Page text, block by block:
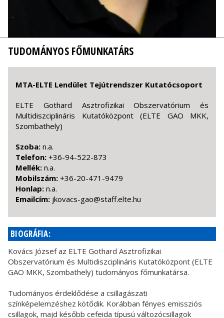
TUDOMÁNYOS FŐMUNKATÁRS
MTA-ELTE Lendület Tejútrendszer Kutatócsoport
ELTE Gothard Asztrofizikai Obszervatórium és
Multidiszciplináris Kutatóközpont (ELTE GAO MKK,
Szombathely)
Szoba: n.a.
Telefon: +36-94-522-873
Mellék: n.a.
Mobilszám: +36-20-471-9479
Honlap: n.a.
Emailcím: uh.etle.ffats@oag-scavokj
BIOGRÁFIA:
Kovács József az ELTE Gothard Asztrofizikai
Obszervatórium és Multidiszciplináris Kutatóközpont (ELTE
GAO MKK, Szombathely) tudományos főmunkatársa.
Tudományos érdeklődése a csillagászati
színképelemzéshez kötődik. Korábban fényes emissziós
csillagok, majd később cefeida típusú változócsillagok